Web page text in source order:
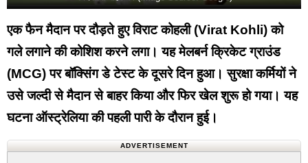
एक फैन मैदान पर दौड़ते हुए विराट कोहली (Virat Kohli) को
गले लगाने की कोशिश करने लगा। यह मेलबर्न क्रिकेट ग्राउंड
(MCG) पर बॉक्सिंग डे टेस्ट के दूसरे दिन हुआ। सुरक्षा कर्मियों ने
उसे जल्दी से मैदान से बाहर किया और फिर खेल शुरू हो गया। यह
घटना ऑस्ट्रेलिया की पहली पारी के दौरान हुई।
ADVERTISEMENT